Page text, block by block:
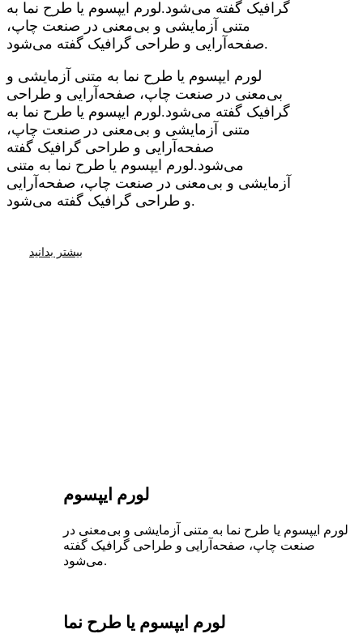
گرافیک گفته می‌شود.لورم ایپسوم یا طرح‌ نما به
متنی آزمایشی و بی‌معنی در صنعت چاپ،
صفحه‌آرایی و طراحی گرافیک گفته می‌شود.
لورم ایپسوم یا طرح‌ نما به متنی آزمایشی و
بی‌معنی در صنعت چاپ، صفحه‌آرایی و طراحی
گرافیک گفته می‌شود.لورم ایپسوم یا طرح‌ نما به
متنی آزمایشی و بی‌معنی در صنعت چاپ،
صفحه‌آرایی و طراحی گرافیک گفته
می‌شود.لورم ایپسوم یا طرح‌ نما به متنی
آزمایشی و بی‌معنی در صنعت چاپ، صفحه‌آرایی
و طراحی گرافیک گفته می‌شود.
بیشتر بدانید
لورم ایپسوم
لورم ایپسوم یا طرح‌ نما به متنی آزمایشی و بی‌معنی در
صنعت چاپ، صفحه‌آرایی و طراحی گرافیک گفته
می‌شود.
لورم ایپسوم یا طرح‌ نما